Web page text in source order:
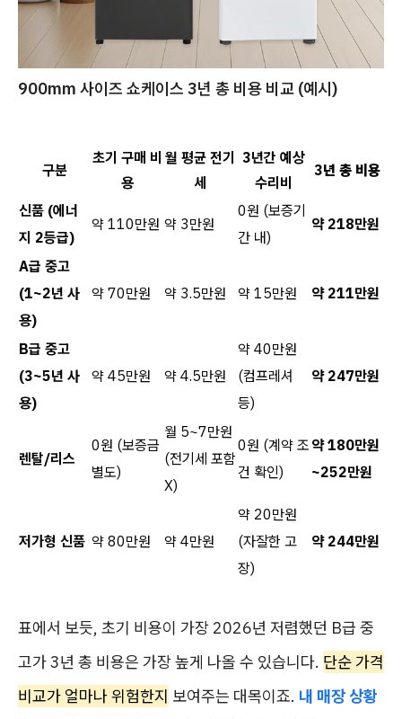
900mm 사이즈 쇼케이스 3년 총 비용 비교 (예시)
구분
초기 구매 비
용
월 평균 전기
세
3년간 예상
수리비
3년 총 비용
신품 (에너
지 2등급)
약 110만원 약 3만원
0원 (보증기
간 내)
약 218만원
A급 중고
(1~2년 사
용)
약 70만원 약 3.5만원 약 15만원 약 211만원
B급 중고
(3~5년 사
용)
약 45만원 약 4.5만원
약 40만원
(컴프레셔
등)
약 247만원
렌탈/리스
0원 (보증금
별도)
월 5~7만원
(전기세 포함
X)
0원 (계약 조
건 확인)
약 180만원
~252만원
저가형 신품 약 80만원 약 4만원
약 20만원
(자잘한 고
장)
약 244만원
표에서 보듯, 초기 비용이 가장 2026년 저렴했던 B급 중
고가 3년 총 비용은 가장 높게 나올 수 있습니다. 단순 가격
비교가 얼마나 위험한지 보여주는 대목이죠. 내 매장 상황